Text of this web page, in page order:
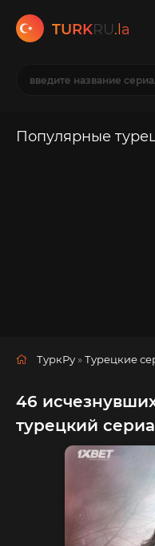
TURKRU.la
Популярные
ТуркРу »Турецкие
46
турецкий